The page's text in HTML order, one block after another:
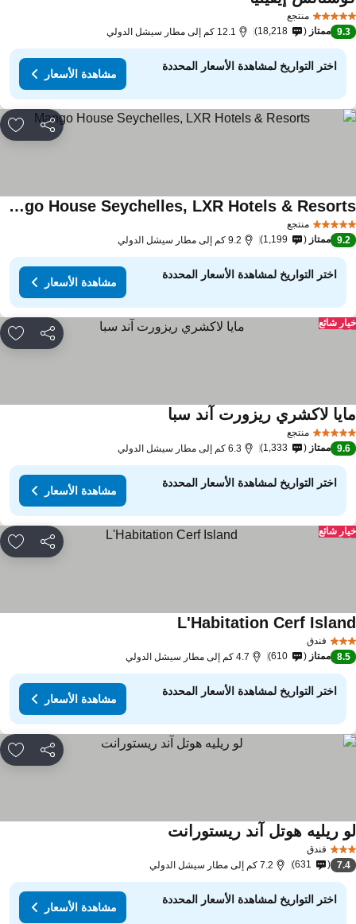
منتجع
9.3 ممتاز 18,218 12.1 كم إلى مطار سيشل الدولي
اختر التواريخ لمشاهدة الأسعار المحددة
مشاهدة الأسعار
مشاركة
منتجع
Mango House Seychelles, LXR Hotels & Resorts
9.2 ممتاز 1,199 9.2 كم إلى مطار سيشل الدولي
اختر التواريخ لمشاهدة الأسعار المحددة
مشاهدة الأسعار
مشاركة
شائع
منتجع
لاكشري ريزورت آند سبا
9.6 ممتاز 1,333 6.3 كم إلى مطار سيشل الدولي
اختر التواريخ لمشاهدة الأسعار المحددة
مشاهدة الأسعار
مشاركة
شائع
فندق
L'Habitation Cerf
8.5 ممتاز 610 4.7 كم إلى مطار سيشل الدولي
اختر التواريخ لمشاهدة الأسعار المحددة
مشاهدة الأسعار
مشاركة
فندق
ريليه هوتل آند ريستورانت
7.4
631 7.2 كم إلى مطار سيشل الدولي
اختر التواريخ لمشاهدة الأسعار المحددة
مشاهدة الأسعار